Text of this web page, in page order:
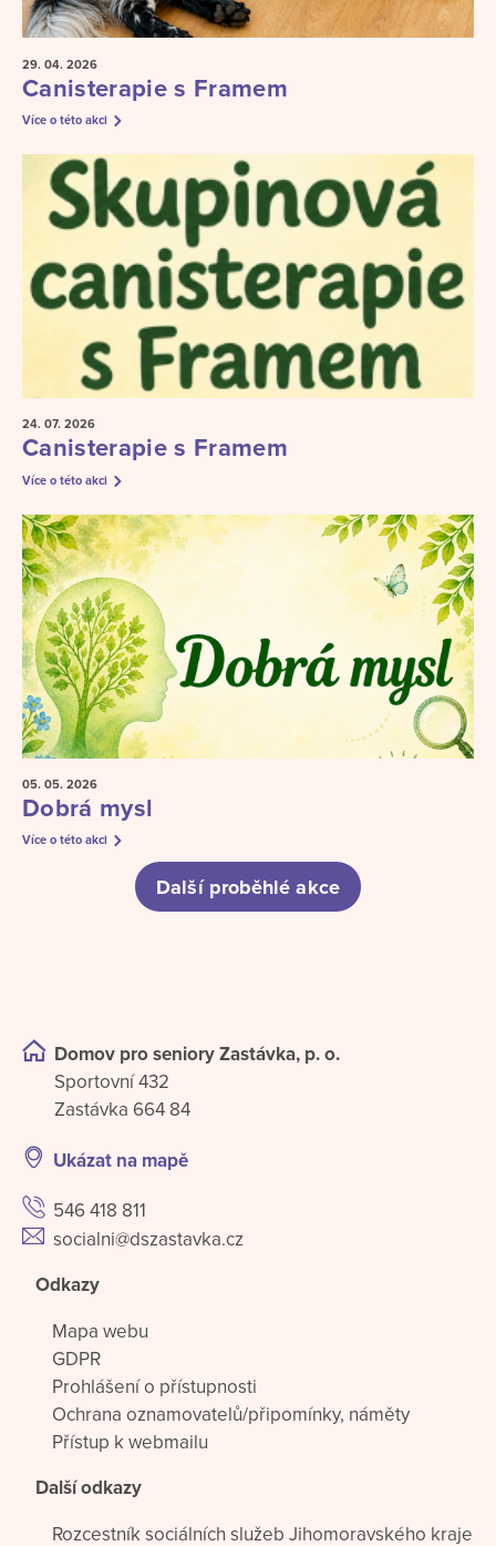
29. 04. 2026
Canisterapie s Framem
Více o této akci
24. 07. 2026
Canisterapie s Framem
Více o této akci
05. 05. 2026
Dobrá mysl
Více o této akci
Další proběhlé akce
Domov pro seniory Zastávka, p. o.
Sportovní 432
Zastávka 664 84
Ukázat na mapě
546 418 811
socialni@dszastavka.cz
Odkazy
Mapa webu
GDPR
Prohlášení o přístupnosti
Ochrana oznamovatelů/připomínky, náměty
Přístup k webmailu
Další odkazy
Rozcestník sociálních služeb Jihomoravského kraje